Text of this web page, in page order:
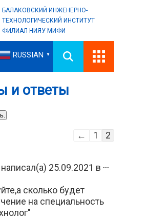
БАЛАКОВСКИЙ ИНЖЕНЕРНО-
ТЕХНОЛОГИЧЕСКИЙ ИНСТИТУТ
ФИЛИАЛ НИЯУ МИФИ
RUSSIAN ▼
и ответы
Навигация
гостевой
← 1
2
написал(а) 25.09.2021 в
сколько будет
на специальность
...